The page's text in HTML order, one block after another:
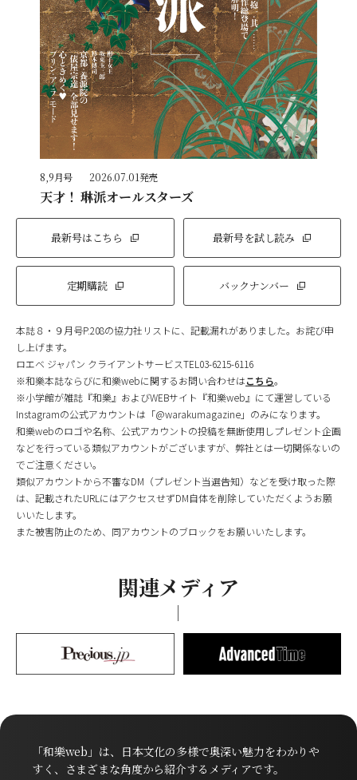
8,9月号 2026.07.01発売
天才！ 琳派オールスターズ
最新号はこちら 最新号を試し読み
定期購読 バックナンバー
本誌８・９月号P.208の協力社リストに、記載漏れがありました。お詫び申
し上げます。
ロエベ ジャパン クライアントサービスTEL03-6215-6116
※和樂本誌ならびに和樂webに関するお問い合わせはこちら。
※小学館が雑誌『和樂』およびWEBサイト『和樂web』にて運営している
Instagramの公式アカウントは「@warakumagazine」のみになります。
和樂webのロゴや名称、公式アカウントの投稿を無断使用しプレゼント企画
などを行っている類似アカウントがございますが、弊社とは一切関係ないの
でご注意ください。
類似アカウントから不審なDM（プレゼント当選告知）などを受け取った際
は、記載されたURLにはアクセスせずDM自体を削除していただくようお願
いいたします。
また被害防止のため、同アカウントのブロックをお願いいたします。
関連メディア
「和樂web」は、日本文化の多様で奥深い魅力をわかりや
すく、さまざまな角度から紹介するメディアです。